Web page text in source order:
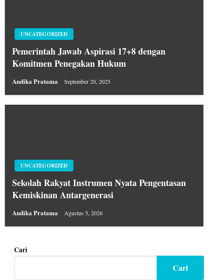
UNCATEGORIZED
Pemerintah Jawab Aspirasi 17+8 dengan
Komitmen Penegakan Hukum
Andika Pratama September 20, 2025
UNCATEGORIZED
Sekolah Rakyat Instrumen Nyata Pengentasan
Kemiskinan Antargenerasi
Andika Pratama Agustus 5, 2026
Cari
Cari